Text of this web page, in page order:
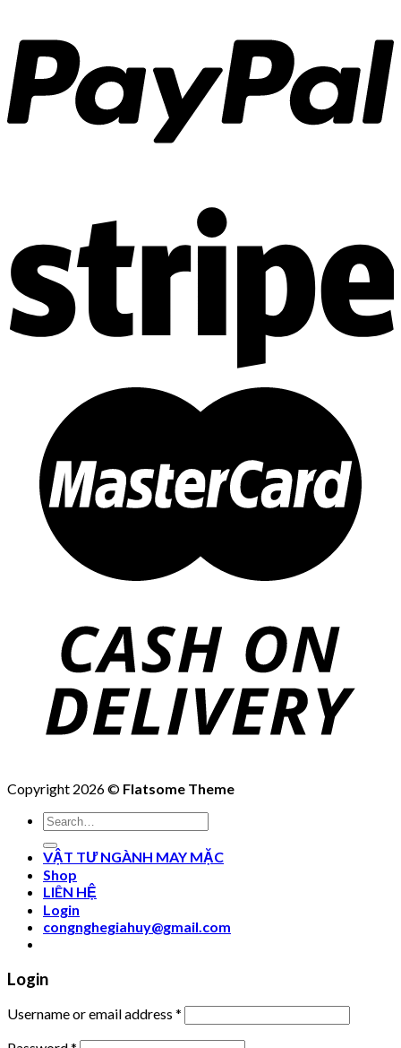
Copyright 2026 © Flatsome Theme
Search
for:
VẬT TƯ NGÀNH MAY MẶC
Shop
LIÊN HỆ
Login
congnghegiahuy@gmail.com
Login
Username or email address *